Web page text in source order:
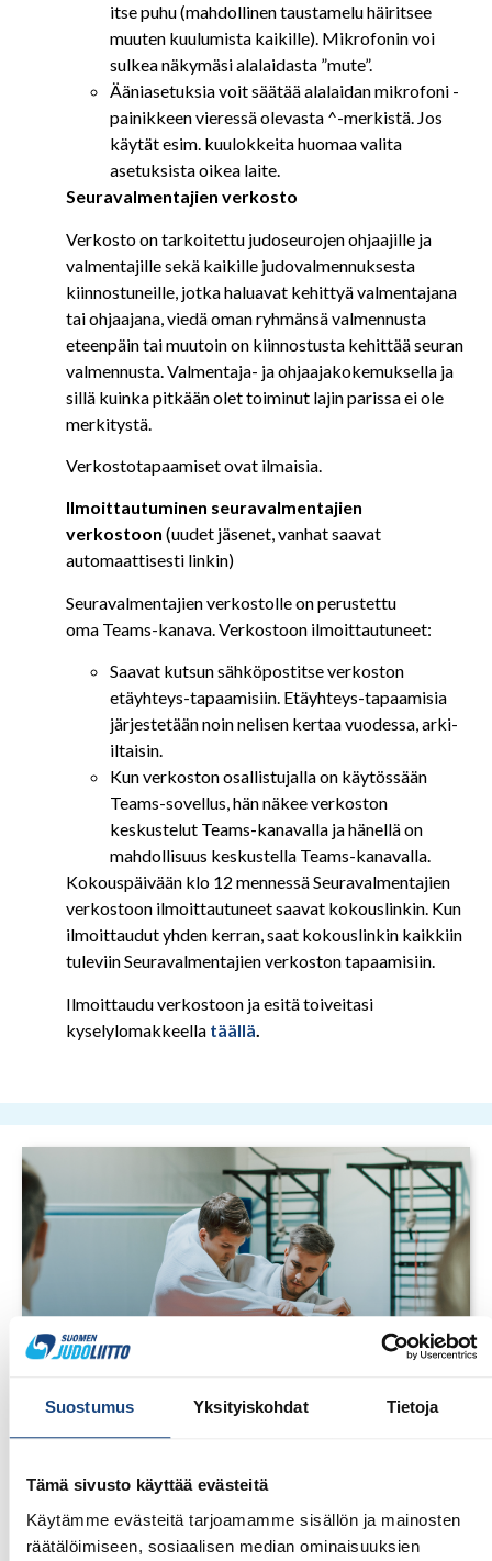
Suostumus Yksityiskohdat Tietoja
Tämä sivusto käyttää evästeitä
Käytämme evästeitä tarjoamamme sisällön ja mainosten
räätälöimiseen, sosiaalisen median ominaisuuksien
itse puhu (mahdollinen taustamelu häiritsee
muuten kuulumista kaikille). Mikrofonin voi
sulkea näkymäsi alalaidasta ”mute”.
Ääniasetuksia voit säätää alalaidan mikrofoni -
painikkeen vieressä olevasta ^-merkistä. Jos
käytät esim. kuulokkeita huomaa valita
asetuksista oikea laite.
Seuravalmentajien verkosto
Verkosto on tarkoitettu judoseurojen ohjaajille ja
valmentajille sekä kaikille judovalmennuksesta
kiinnostuneille, jotka haluavat kehittyä valmentajana
tai ohjaajana, viedä oman ryhmänsä valmennusta
eteenpäin tai muutoin on kiinnostusta kehittää seuran
valmennusta. Valmentaja- ja ohjaajakokemuksella ja
sillä kuinka pitkään olet toiminut lajin parissa ei ole
merkitystä.
Verkostotapaamiset ovat ilmaisia.
Ilmoittautuminen seuravalmentajien
verkostoon (uudet jäsenet, vanhat saavat
automaattisesti linkin)
Seuravalmentajien verkostolle on perustettu
oma Teams-kanava. Verkostoon ilmoittautuneet:
Saavat kutsun sähköpostitse verkoston
etäyhteys-tapaamisiin. Etäyhteys-tapaamisia
järjestetään noin nelisen kertaa vuodessa, arki-
iltaisin.
Kun verkoston osallistujalla on käytössään
Teams-sovellus, hän näkee verkoston
keskustelut Teams-kanavalla ja hänellä on
mahdollisuus keskustella Teams-kanavalla.
Kokouspäivään klo 12 mennessä Seuravalmentajien
verkostoon ilmoittautuneet saavat kokouslinkin. Kun
ilmoittaudut yhden kerran, saat kokouslinkin kaikkiin
tuleviin Seuravalmentajien verkoston tapaamisiin.
Ilmoittaudu verkostoon ja esitä toiveitasi
kyselylomakkeella täällä